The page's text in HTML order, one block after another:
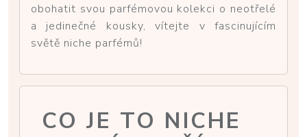
obohatit svou parfémovou kolekci o neotřelé
a jedinečné kousky, vítejte v fascinujícím
světě niche parfémů!
CO JE TO NICHE